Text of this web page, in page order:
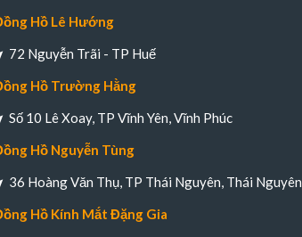
Hồ Lê Hướng
72 Nguyễn Trãi - TP Huế
Hồ Trường Hằng
Số 10 Lê Xoay, TP Vĩnh Yên, Vĩnh Phúc
Hồ Nguyễn Tùng
36 Hoàng Văn Thụ, TP Thái Nguyên, Thái Nguyên
Hồ Kính Mắt Đặng Gia